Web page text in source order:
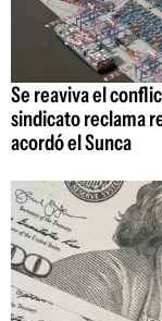
Se reaviva el
sindicato reclama
acordó el Sunca